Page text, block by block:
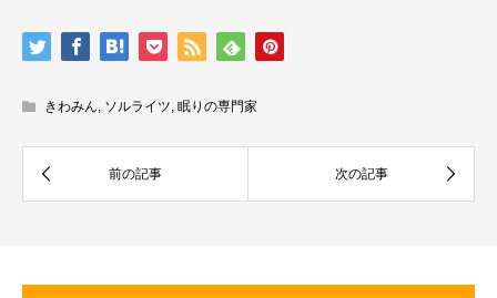
きわみん, ソルライツ, 眠りの専門家